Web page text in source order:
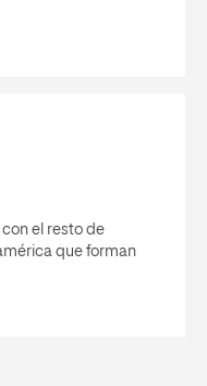
el resto de
que forman